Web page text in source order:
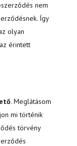
nem
Így
olyan
érintett
. Meglátásom
mi történik
törvény